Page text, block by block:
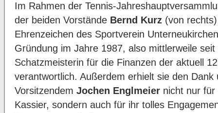
Im Rahmen der Tennis-
der beiden Vorstände Bernd Kurz (von
Ehrenzeichen des Sportverein
Gründung im Jahre 1987, also mittlerweile
Schatzmeisterin für die Finanzen der aktuell
verantwortlich. Außerdem erhielt sie den
Vorsitzendem Jochen Englmeier nicht nur für
Kassier, sondern auch für ihr tolles